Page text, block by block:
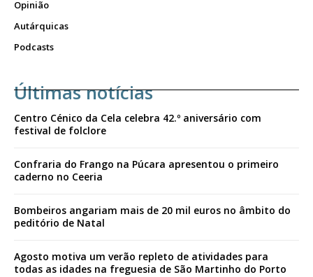
Opinião
Autárquicas
Podcasts
Últimas notícias
Centro Cénico da Cela celebra 42.º aniversário com
festival de folclore
Confraria do Frango na Púcara apresentou o primeiro
caderno no Ceeria
Bombeiros angariam mais de 20 mil euros no âmbito do
peditório de Natal
Agosto motiva um verão repleto de atividades para
todas as idades na freguesia de São Martinho do Porto